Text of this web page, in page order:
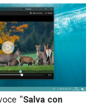
“Salva con